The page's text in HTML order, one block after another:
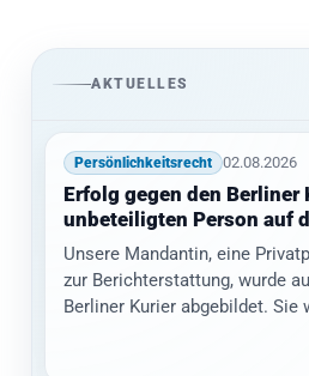
AKTUELLES
Persönlichkeitsrecht 02.08.2026
Erfolg gegen den Berliner
unbeteiligten Person auf
Unsere Mandantin, eine
zur Berichterstattung, wurde
Berliner Kurier abgebildet. Sie